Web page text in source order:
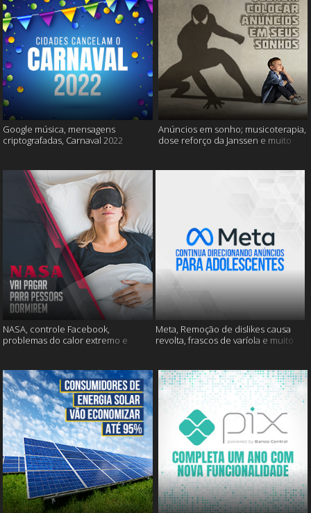
Google música, mensagens
criptografadas, Carnaval 2022
Anúncios em sonho; musicoterapia,
dose reforço da Janssen e muito
NASA, controle Facebook,
problemas do calor extremo e
Meta, Remoção de dislikes causa
revolta, frascos de varíola e muito